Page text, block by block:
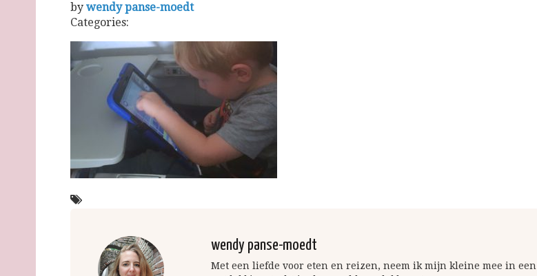
by wendy panse-moedt
Categories:
wendy panse-moedt
Met een liefde voor eten en reizen, neem ik mijn kleine mee in een